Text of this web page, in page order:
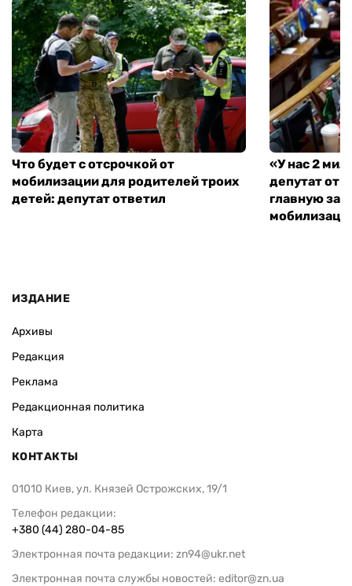
Что будет с отсрочкой от
мобилизации для родителей троих
детей: депутат ответил
«У нас 2
депутат от
главную
ИЗДАНИЕ
Архивы
Редакция
Реклама
Редакционная политика
Карта
КОНТАКТЫ
01010 Киев, ул. Князей Острожских, 19/1
Телефон редакции:
+380 (44) 280-04-85
Электронная почта редакции: zn94@ukr.net
Электронная почта службы новостей: editor@zn.ua